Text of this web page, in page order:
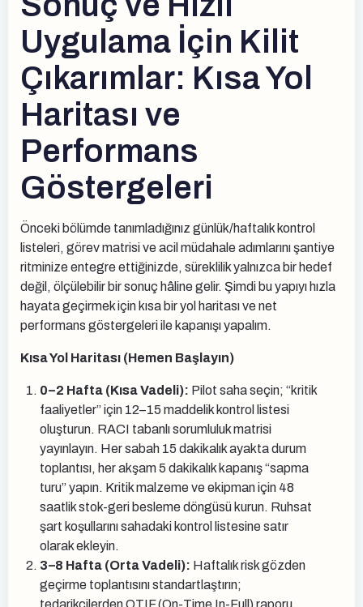
Uygulama İçin Kilit
Çıkarımlar: Kısa Yol
Haritası ve
Performans
Göstergeleri
Önceki bölümde tanımladığınız günlük/haftalık kontrol
listeleri, görev matrisi ve acil müdahale adımlarını şantiye
ritminize entegre ettiğinizde, süreklilik yalnızca bir hedef
değil, ölçülebilir bir sonuç hâline gelir. Şimdi bu yapıyı hızla
hayata geçirmek için kısa bir yol haritası ve net
performans göstergeleri ile kapanışı yapalım.
Kısa Yol Haritası (Hemen Başlayın)
0–2 Hafta (Kısa Vadeli): Pilot saha seçin; “kritik
faaliyetler” için 12–15 maddelik kontrol listesi
oluşturun. RACI tabanlı sorumluluk matrisi
yayınlayın. Her sabah 15 dakikalık ayakta durum
toplantısı, her akşam 5 dakikalık kapanış “sapma
turu” yapın. Kritik malzeme ve ekipman için 48
saatlik stok-geri besleme döngüsü kurun. Ruhsat
şart koşullarını sahadaki kontrol listesine satır
olarak ekleyin.
3–8 Hafta (Orta Vadeli): Haftalık risk gözden
geçirme toplantısını standartlaştırın;
tedarikçilerden OTIF (On-Time In-Full) raporu